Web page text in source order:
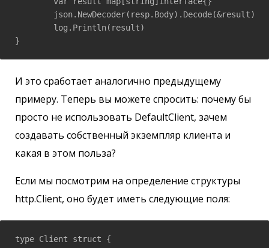
}
И это сработает аналогично предыдущему
примеру. Теперь вы можете спросить: почему бы
просто не использовать DefaultClient, зачем
создавать собственный экземпляр клиента и
какая в этом польза?
Если мы посмотрим на определение структуры
http.Client, оно будет иметь следующие поля:
type Client struct {